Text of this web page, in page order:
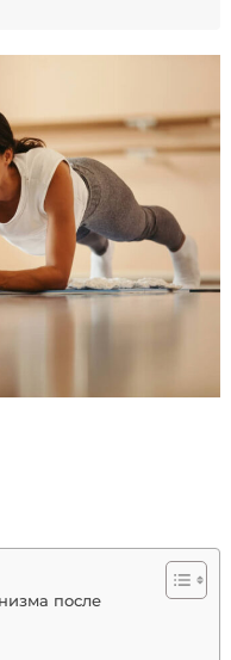
после